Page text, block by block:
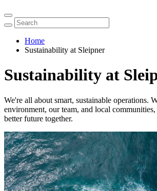
Home
Sustainability at Sleipner
Sustainability at
We're all about smart, sustainable operations.
environment, our team, and local
better future together.